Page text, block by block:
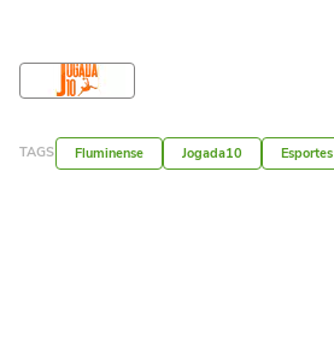
TAGS Fluminense Jogada10 Esportes